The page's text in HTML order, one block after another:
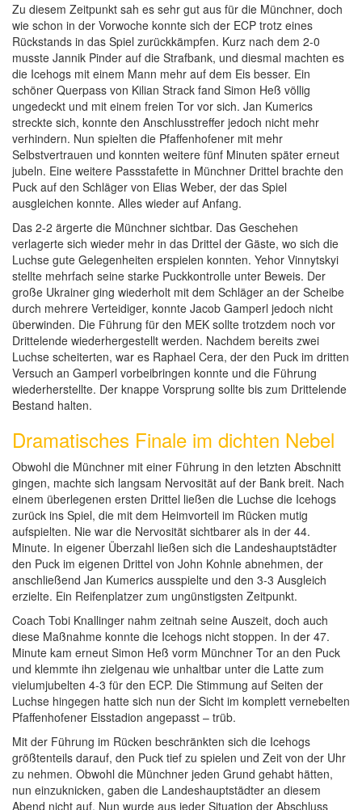
Zu diesem Zeitpunkt sah es sehr gut aus für die Münchner, doch
wie schon in der Vorwoche konnte sich der ECP trotz eines
Rückstands in das Spiel zurückkämpfen. Kurz nach dem 2-0
musste Jannik Pinder auf die Strafbank, und diesmal machten es
die Icehogs mit einem Mann mehr auf dem Eis besser. Ein
schöner Querpass von Kilian Strack fand Simon Heß völlig
ungedeckt und mit einem freien Tor vor sich. Jan Kumerics
streckte sich, konnte den Anschlusstreffer jedoch nicht mehr
verhindern. Nun spielten die Pfaffenhofener mit mehr
Selbstvertrauen und konnten weitere fünf Minuten später erneut
jubeln. Eine weitere Passstafette in Münchner Drittel brachte den
Puck auf den Schläger von Elias Weber, der das Spiel
ausgleichen konnte. Alles wieder auf Anfang.
Das 2-2 ärgerte die Münchner sichtbar. Das Geschehen
verlagerte sich wieder mehr in das Drittel der Gäste, wo sich die
Luchse gute Gelegenheiten erspielen konnten. Yehor Vinnytskyi
stellte mehrfach seine starke Puckkontrolle unter Beweis. Der
große Ukrainer ging wiederholt mit dem Schläger an der Scheibe
durch mehrere Verteidiger, konnte Jacob Gamperl jedoch nicht
überwinden. Die Führung für den MEK sollte trotzdem noch vor
Drittelende wiederhergestellt werden. Nachdem bereits zwei
Luchse scheiterten, war es Raphael Cera, der den Puck im dritten
Versuch an Gamperl vorbeibringen konnte und die Führung
wiederherstellte. Der knappe Vorsprung sollte bis zum Drittelende
Bestand halten.
Dramatisches Finale im dichten Nebel
Obwohl die Münchner mit einer Führung in den letzten Abschnitt
gingen, machte sich langsam Nervosität auf der Bank breit. Nach
einem überlegenen ersten Drittel ließen die Luchse die Icehogs
zurück ins Spiel, die mit dem Heimvorteil im Rücken mutig
aufspielten. Nie war die Nervosität sichtbarer als in der 44.
Minute. In eigener Überzahl ließen sich die Landeshauptstädter
den Puck im eigenen Drittel von John Kohnle abnehmen, der
anschließend Jan Kumerics ausspielte und den 3-3 Ausgleich
erzielte. Ein Reifenplatzer zum ungünstigsten Zeitpunkt.
Coach Tobi Knallinger nahm zeitnah seine Auszeit, doch auch
diese Maßnahme konnte die Icehogs nicht stoppen. In der 47.
Minute kam erneut Simon Heß vorm Münchner Tor an den Puck
und klemmte ihn zielgenau wie unhaltbar unter die Latte zum
vielumjubelten 4-3 für den ECP. Die Stimmung auf Seiten der
Luchse hingegen hatte sich nun der Sicht im komplett vernebelten
Pfaffenhofener Eisstadion angepasst – trüb.
Mit der Führung im Rücken beschränkten sich die Icehogs
größtenteils darauf, den Puck tief zu spielen und Zeit von der Uhr
zu nehmen. Obwohl die Münchner jeden Grund gehabt hätten,
nun einzuknicken, gaben die Landeshauptstädter an diesem
Abend nicht auf. Nun wurde aus jeder Situation der Abschluss